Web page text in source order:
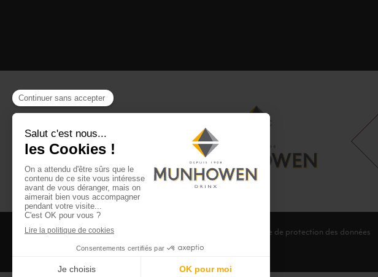
CGV CGU Club Drinx Politique de protection des données
©2026 Munhowen Drinx / Tous droits réservés